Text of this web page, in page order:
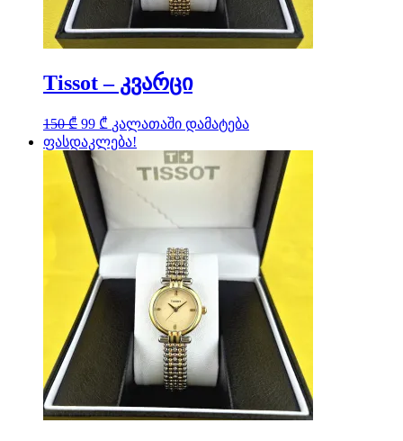
Tissot – კვარცი
150₾ Original
price
was:
150 ₾.
99 ₾ Current
price
is:
99 ₾.
კალათაში დამატება
ფასდაკლება!